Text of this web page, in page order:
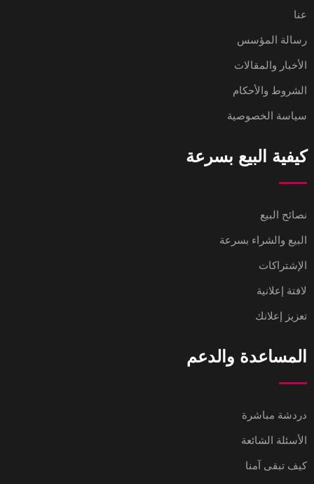
عنا
رسالة المؤسس
الأخبار والمقالات
الشروط والأحكام
سياسة الخصوصية
كيفية البيع بسرعة
نصائح البيع
البيع والشراء بسرعة
الإشتراكات
لافتة إعلانية
تعزيز إعلانك
المساعدة والدعم
دردشة مباشرة
الأسئلة الشائعة
كيف تبقى آمنا